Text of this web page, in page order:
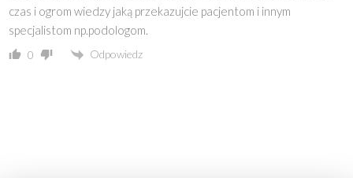
czas i ogrom wiedzy jaką przekazujcie pacjentom i innym
specjalistom np.podologom.
0 Odpowiedz